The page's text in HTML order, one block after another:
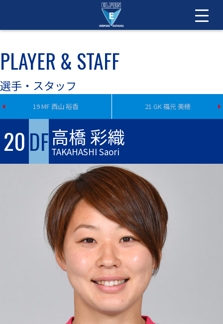
PLAYER & STAFF
選手・スタッフ
19 MF 西山 裕香 21 GK 福元 美穂
20DF高橋 彩織
TAKAHASHI Saori